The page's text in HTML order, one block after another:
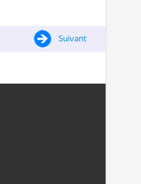
Suivant